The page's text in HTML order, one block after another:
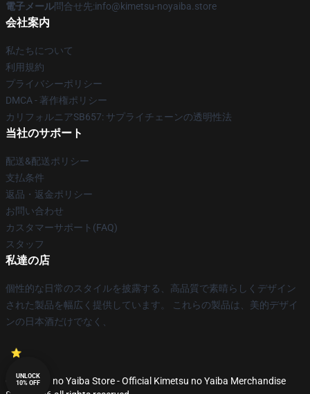
電子メール問合せ先:info@kimetsu-noyaiba.store
会社案内
私たちについて
利用規約
プライバシーポリシー
DMCA - 著作権ポリシー
カリフォルニアSB657: サプライチェーンの透明性法
当社のサポート
配送&配送ポリシー
支払条件
返品・返金ポリシー
お問い合わせ
カスタマーサポート(FAQ)
スタッフ
私達の店
個性的な日常のスタイルを披露する、高品質で素晴らしくデザイン
された製品を幅広く提供しています。 これらの製品は、美的デザイ
ンの日本酒だけでなく、
© Kimetsu no Yaiba Store - Official Kimetsu no Yaiba Merchandise
UNLOCK
10% OFF